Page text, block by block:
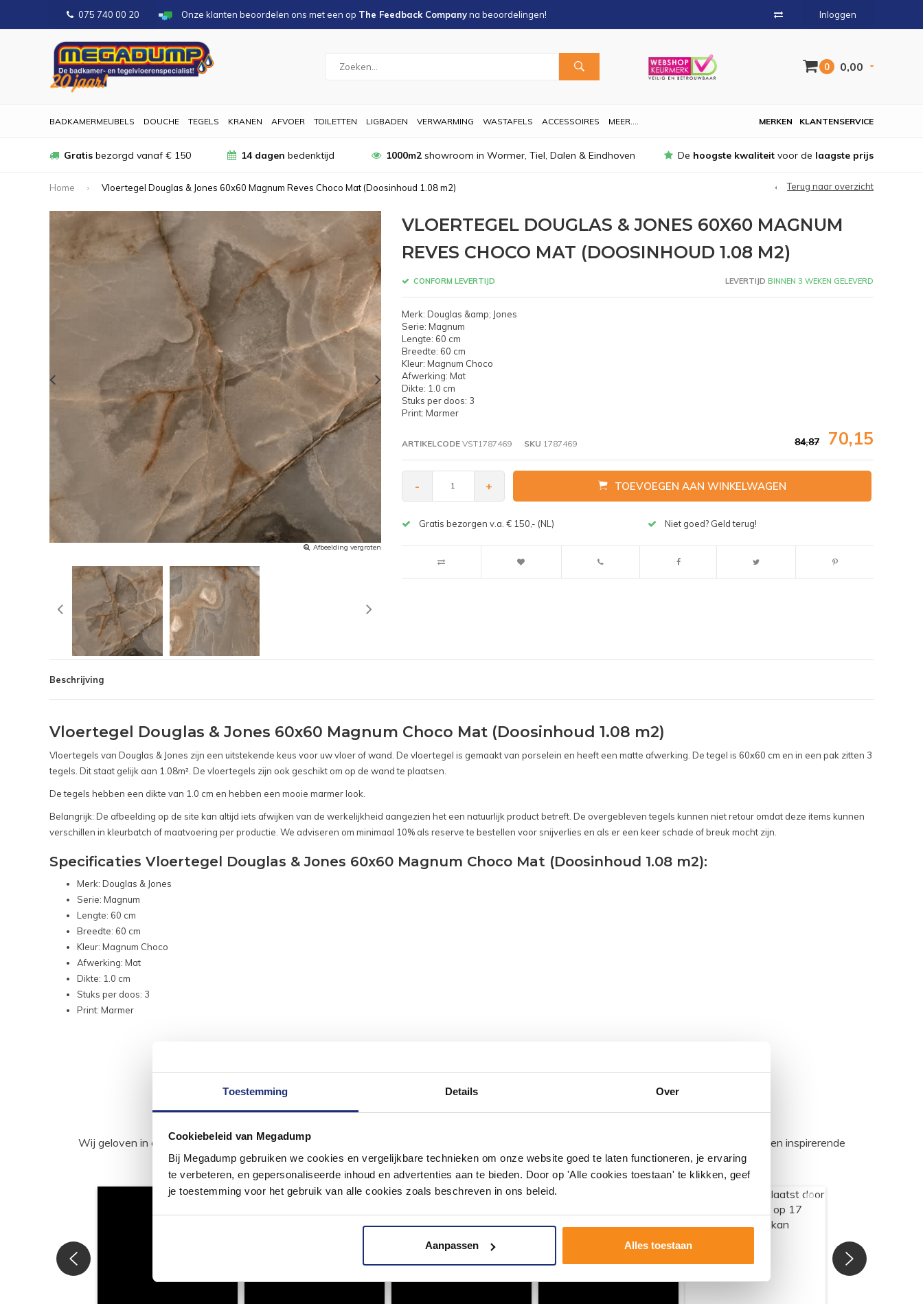
Toestemming Details Over
Cookiebeleid van Megadump
Bij Megadump gebruiken we cookies en vergelijkbare technieken om onze website goed te laten functioneren, je ervaring
te verbeteren, en gepersonaliseerde inhoud en advertenties aan te bieden. Door op 'Alle cookies toestaan' te klikken, geef
je toestemming voor het gebruik van alle cookies zoals beschreven in ons beleid.
Aanpassen Alles toestaan
075 740 00 20 Onze klanten beoordelen ons met een op The Feedback Companyna beoordelingen! Inloggen
0 0,00
BADKAMERMEUBELS DOUCHE TEGELS KRANEN AFVOER TOILETTEN LIGBADEN VERWARMING WASTAFELS ACCESSOIRES MEER.... KLANTENSERVICE
MERKEN
Gratis bezorgd vanaf € 150 14 dagen bedenktijd 1000m2showroom in Wormer, Tiel, Dalen & Eindhoven De hoogste kwaliteit voor de laagste prijs
Home Vloertegel Douglas & Jones 60x60 Magnum Reves Choco Mat (Doosinhoud 1.08 m2) Terug naar overzicht
Afbeelding vergroten Afbeelding vergroten
VLOERTEGEL DOUGLAS & JONES 60X60 MAGNUM
REVES CHOCO MAT (DOOSINHOUD 1.08 M2)
CONFORM LEVERTIJD LEVERTIJD BINNEN 3 WEKEN GELEVERD
Merk: Douglas &amp; Jones
Serie: Magnum
Lengte: 60 cm
Breedte: 60 cm
Kleur: Magnum Choco
Afwerking: Mat
Dikte: 1.0 cm
Stuks per doos: 3
Print: Marmer
ARTIKELCODEVST1787469 SKU 1787469 84,87 70,15
- + TOEVOEGEN AAN WINKELWAGEN
Gratis bezorgen v.a. € 150,- (NL) Niet goed? Geld terug!
Beschrijving
Vloertegel Douglas & Jones 60x60 Magnum Choco Mat (Doosinhoud 1.08 m2)
Vloertegels van Douglas & Jones zijn een uitstekende keus voor uw vloer of wand. De vloertegel is gemaakt van porselein en heeft een matte afwerking. De tegel is 60x60 cm en in een pak zitten 3
tegels. Dit staat gelijk aan 1.08m². De vloertegels zijn ook geschikt om op de wand te plaatsen.
De tegels hebben een dikte van 1.0 cm en hebben een mooie marmer look.
Belangrijk: De afbeelding op de site kan altijd iets afwijken van de werkelijkheid aangezien het een natuurlijk product betreft. De overgebleven tegels kunnen niet retour omdat deze items kunnen
verschillen in kleurbatch of maatvoering per productie. We adviseren om minimaal 10% als reserve te bestellen voor snijverlies en als er een keer schade of breuk mocht zijn.
Specificaties Vloertegel Douglas & Jones 60x60 Magnum Choco Mat (Doosinhoud 1.08 m2):
Merk: Douglas & Jones
Serie: Magnum
Lengte: 60 cm
Breedte: 60 cm
Kleur: Magnum Choco
Afwerking: Mat
Dikte: 1.0 cm
Stuks per doos: 3
Print: Marmer
#mijndroombadkamer
Wij geloven in de kracht van delen. Deel jouw badkamer op Instagram met #mijndroombadkamer en tag @megadumpnl. Samen bouwen we een inspirerende
omgeving vol met unieke badkamerstijlen. Doe je mee?